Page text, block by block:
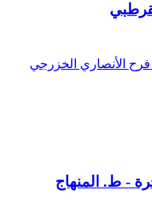
الأنصاري الخزرجي
- ط. المنهاج